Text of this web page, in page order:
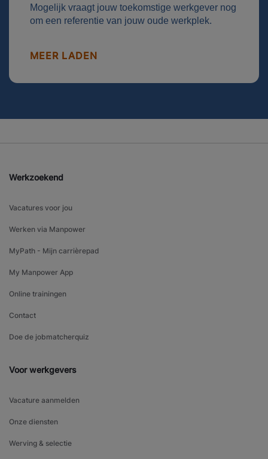
Mogelijk vraagt jouw toekomstige werkgever nog
om een referentie van jouw oude werkplek.
MEER LADEN
Werkzoekend
Vacatures voor jou
Werken via Manpower
MyPath - Mijn carrièrepad
My Manpower App
Online trainingen
Contact
Doe de jobmatcherquiz
Voor werkgevers
Vacature aanmelden
Onze diensten
Werving & selectie